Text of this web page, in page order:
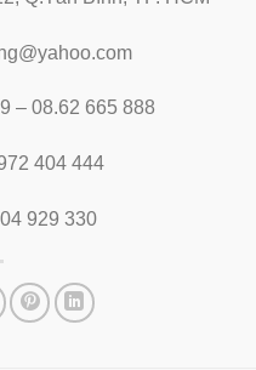
– 08.62 665 888
404 444
929 330